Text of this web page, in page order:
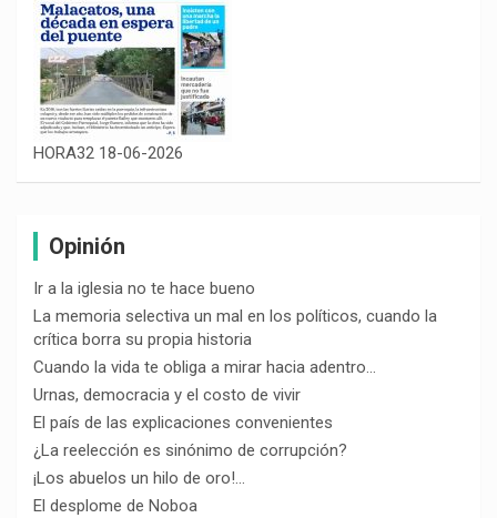
HORA32 18-06-2026
Opinión
Ir a la iglesia no te hace bueno
La memoria selectiva un mal en los políticos, cuando la
crítica borra su propia historia
Cuando la vida te obliga a mirar hacia adentro…
Urnas, democracia y el costo de vivir
El país de las explicaciones convenientes
¿La reelección es sinónimo de corrupción?
¡Los abuelos un hilo de oro!…
El desplome de Noboa